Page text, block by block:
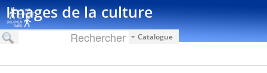
Images de la culture
Catalogue